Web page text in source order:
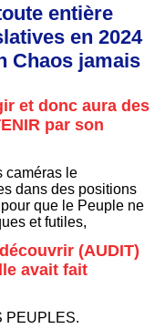
entière
en 2024
Chaos jamais
et donc aura des
par son
caméras le
dans des positions
que le Peuple ne
et futiles,
(AUDIT)
avait fait
PEUPLES.